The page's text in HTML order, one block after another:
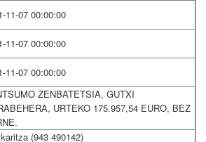
11-07 00:00:00
11-07 00:00:00
11-07 00:00:00
ZENBATETSIA, GUTXI
URTEKO 175.957,54 EURO, BEZ
(943 490142)